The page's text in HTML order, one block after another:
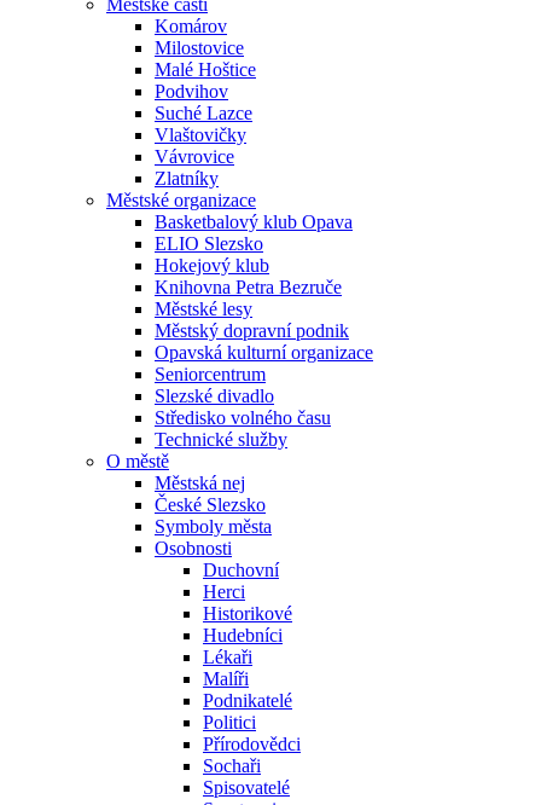
Městské části
Komárov
Milostovice
Malé Hoštice
Podvihov
Suché Lazce
Vlaštovičky
Vávrovice
Zlatníky
Městské organizace
Basketbalový klub Opava
ELIO Slezsko
Hokejový klub
Knihovna Petra Bezruče
Městské lesy
Městský dopravní podnik
Opavská kulturní organizace
Seniorcentrum
Slezské divadlo
Středisko volného času
Technické služby
O městě
Městská nej
České Slezsko
Symboly města
Osobnosti
Duchovní
Herci
Historikové
Hudebníci
Lékaři
Malíři
Podnikatelé
Politici
Přírodovědci
Sochaři
Spisovatelé